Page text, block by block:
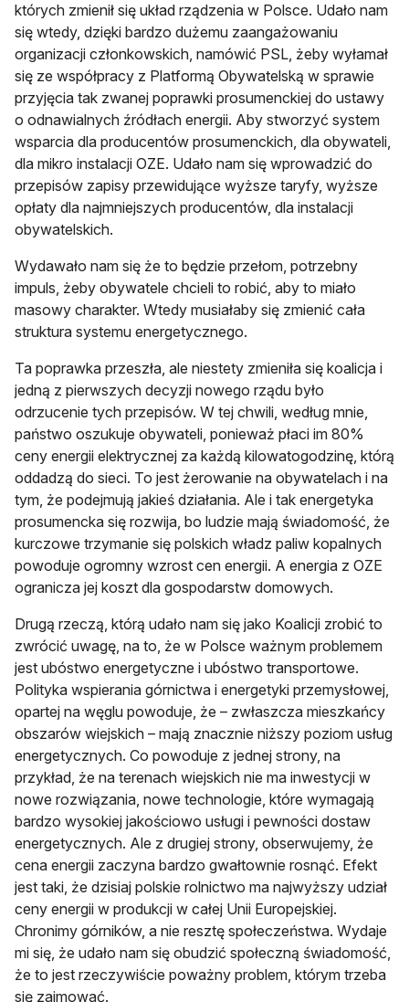
których zmienił się układ rządzenia w Polsce. Udało nam
się wtedy, dzięki bardzo dużemu zaangażowaniu
organizacji członkowskich, namówić PSL, żeby wyłamał
się ze współpracy z Platformą Obywatelską w sprawie
przyjęcia tak zwanej poprawki prosumenckiej do ustawy
o odnawialnych źródłach energii. Aby stworzyć system
wsparcia dla producentów prosumenckich, dla obywateli,
dla mikro instalacji OZE. Udało nam się wprowadzić do
przepisów zapisy przewidujące wyższe taryfy, wyższe
opłaty dla najmniejszych producentów, dla instalacji
obywatelskich.
Wydawało nam się że to będzie przełom, potrzebny
impuls, żeby obywatele chcieli to robić, aby to miało
masowy charakter. Wtedy musiałaby się zmienić cała
struktura systemu energetycznego.
Ta poprawka przeszła, ale niestety zmieniła się koalicja i
jedną z pierwszych decyzji nowego rządu było
odrzucenie tych przepisów. W tej chwili, według mnie,
państwo oszukuje obywateli, ponieważ płaci im 80%
ceny energii elektrycznej za każdą kilowatogodzinę, którą
oddadzą do sieci. To jest żerowanie na obywatelach i na
tym, że podejmują jakieś działania. Ale i tak energetyka
prosumencka się rozwija, bo ludzie mają świadomość, że
kurczowe trzymanie się polskich władz paliw kopalnych
powoduje ogromny wzrost cen energii. A energia z OZE
ogranicza jej koszt dla gospodarstw domowych.
Drugą rzeczą, którą udało nam się jako Koalicji zrobić to
zwrócić uwagę, na to, że w Polsce ważnym problemem
jest ubóstwo energetyczne i ubóstwo transportowe.
Polityka wspierania górnictwa i energetyki przemysłowej,
opartej na węglu powoduje, że – zwłaszcza mieszkańcy
obszarów wiejskich – mają znacznie niższy poziom usług
energetycznych. Co powoduje z jednej strony, na
przykład, że na terenach wiejskich nie ma inwestycji w
nowe rozwiązania, nowe technologie, które wymagają
bardzo wysokiej jakościowo usługi i pewności dostaw
energetycznych. Ale z drugiej strony, obserwujemy, że
cena energii zaczyna bardzo gwałtownie rosnąć. Efekt
jest taki, że dzisiaj polskie rolnictwo ma najwyższy udział
ceny energii w produkcji w całej Unii Europejskiej.
Chronimy górników, a nie resztę społeczeństwa. Wydaje
mi się, że udało nam się obudzić społeczną świadomość,
że to jest rzeczywiście poważny problem, którym trzeba
się zajmować.